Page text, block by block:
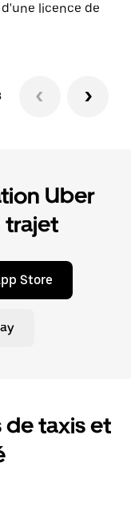
licence de
Uber
trajet
Store
de taxis et